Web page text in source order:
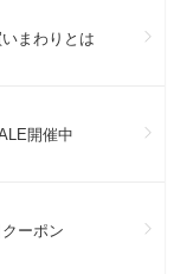
まわりとは
開催中
ーポン